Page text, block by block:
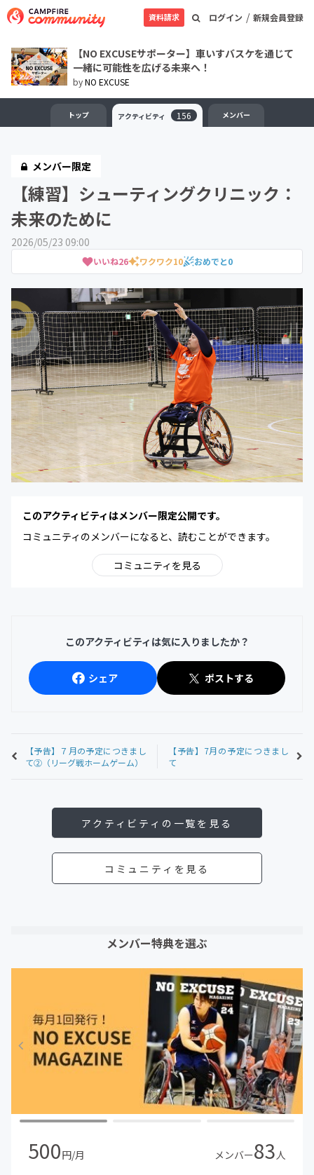
ログイン / 新規会員登録
資料請求
【NO EXCUSEサポーター】車いすバスケを通じて
一緒に可能性を広げる未来へ！
byNO EXCUSE
トップ アクティビティ 156 メンバー
メンバー限定
【練習】シューティングクリニック：
未来のために
2026/05/23 09:00
いいね26 ワクワク10 おめでと0
このアクティビティはメンバー限定公開です。
コミュニティのメンバーになると、読むことができます。
コミュニティを見る
このアクティビティは気に入りましたか？
シェア ポストする
【予告】７月の予定につきまし
て②（リーグ戦ホームゲーム）
【予告】7月の予定につきまし
て
アクティビティの一覧を見る
コミュニティを見る
メンバー特典を選ぶ
500円/月 メンバー83人